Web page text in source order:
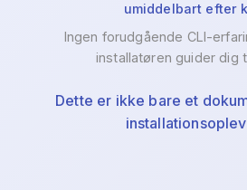
umiddelbart efter
Ingen forudgående CLI-
installatøren guider dig
Dette er ikke bare et